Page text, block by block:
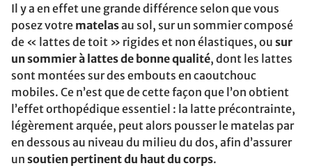
Il y a en effet une grande différence selon que vous
posez votre matelasau sol, sur un sommier composé
de « lattes de toit » rigides et non élastiques, ou sur
un sommier à lattes de bonne qualité, dont les lattes
sont montées sur des embouts en caoutchouc
mobiles. Ce n’est que de cette façon que l’on obtient
l’effet orthopédique essentiel : la latte précontrainte,
légèrement arquée, peut alors pousser le matelas par
en dessous au niveau du milieu du dos, afin d’assurer
un soutien pertinent du haut du corps.